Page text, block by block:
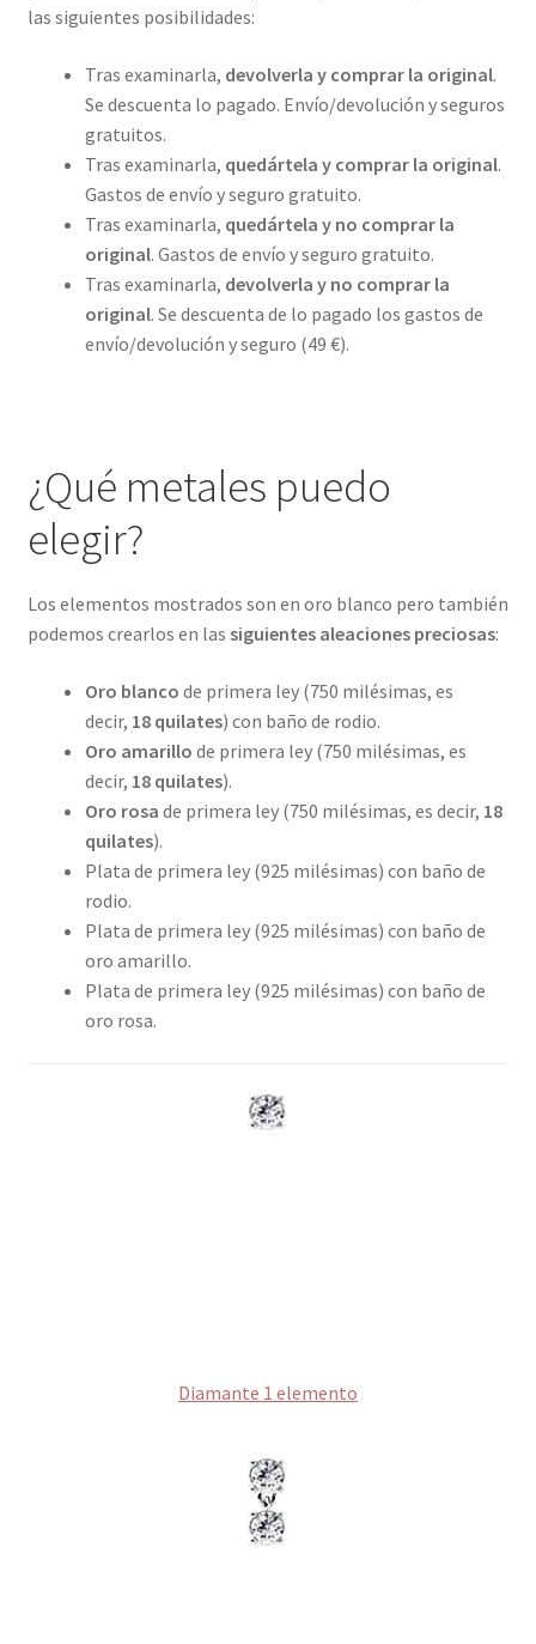
las siguientes posibilidades:
Tras examinarla, devolverla y comprar la original.
Se descuenta lo pagado. Envío/devolución y seguros
gratuitos.
Tras examinarla, quedártela y comprar la original.
Gastos de envío y seguro gratuito.
Tras examinarla, quedártela y no comprar la
original. Gastos de envío y seguro gratuito.
Tras examinarla, devolverla y no comprar la
original. Se descuenta de lo pagado los gastos de
envío/devolución y seguro (49 €).
¿Qué metales puedo
elegir?
Los elementos mostrados son en oro blanco pero también
podemos crearlos en las siguientes aleaciones preciosas:
Oro blanco de primera ley (750 milésimas, es
decir, 18 quilates) con baño de rodio.
Oro amarillo de primera ley (750 milésimas, es
decir, 18 quilates).
Oro rosa de primera ley (750 milésimas, es decir, 18
quilates).
Plata de primera ley (925 milésimas) con baño de
rodio.
Plata de primera ley (925 milésimas) con baño de
oro amarillo.
Plata de primera ley (925 milésimas) con baño de
oro rosa.
Diamante 1 elemento